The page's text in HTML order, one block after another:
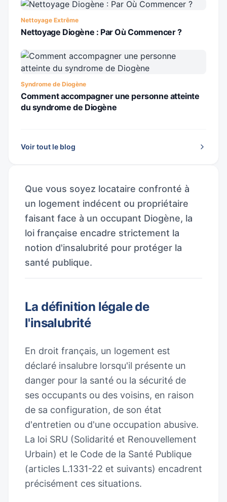
Nettoyage Extrême
Nettoyage Diogène : Par Où Commencer ?
Syndrome de Diogène
Comment accompagner une personne atteinte
du syndrome de Diogène
Voir tout le blog
Que vous soyez locataire confronté à
un logement indécent ou propriétaire
faisant face à un occupant Diogène, la
loi française encadre strictement la
notion d'insalubrité pour protéger la
santé publique.
La définition légale de
l'insalubrité
En droit français, un logement est
déclaré insalubre lorsqu'il présente un
danger pour la santé ou la sécurité de
ses occupants ou des voisins, en raison
de sa configuration, de son état
d'entretien ou d'une occupation abusive.
La loi SRU (Solidarité et Renouvellement
Urbain) et le Code de la Santé Publique
(articles L.1331-22 et suivants) encadrent
précisément ces situations.